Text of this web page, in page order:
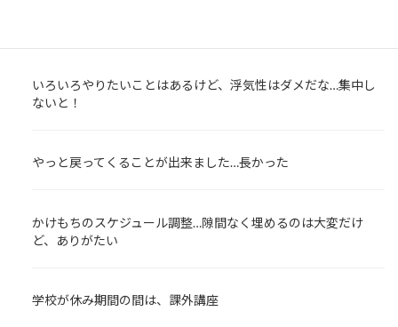
いろいろやりたいことはあるけど、浮気性はダメだな…集中し
ないと！
やっと戻ってくることが出来ました…長かった
かけもちのスケジュール調整…隙間なく埋めるのは大変だけ
ど、ありがたい
学校が休み期間の間は、課外講座